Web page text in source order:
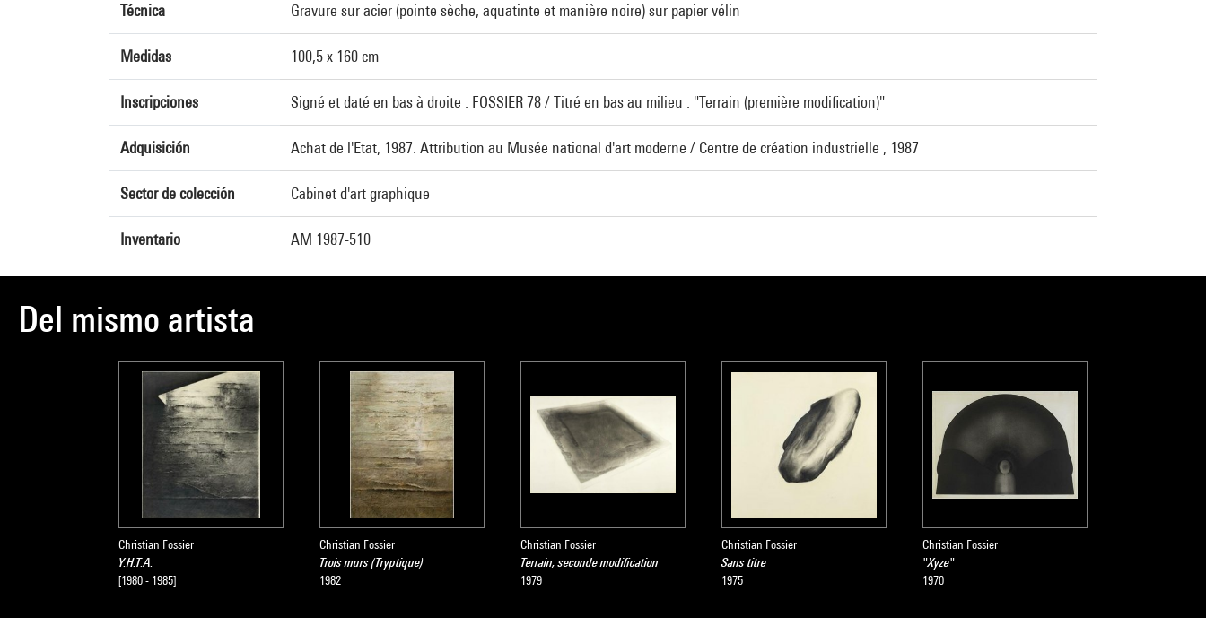
Técnica Gravure sur acier (pointe sèche, aquatinte et manière noire) sur papier vélin
Medidas 100,5 x 160 cm
Inscripciones Signé et daté en bas à droite : FOSSIER 78 / Titré en bas au milieu : "Terrain (première modification)"
Adquisición Achat de l'Etat, 1987. Attribution au Musée national d'art moderne / Centre de création industrielle , 1987
Sector de colección Cabinet d'art graphique
Inventario AM 1987-510
Del mismo artista
Christian Fossier
Y.H.T.A.
[1980 - 1985]
Christian Fossier
Trois murs (Tryptique)
1982
Christian Fossier
Terrain, seconde modification
1979
Christian Fossier
Sans titre
1975
Christian Fossier
"Xyze"
1970